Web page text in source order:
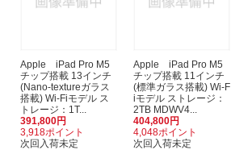
Apple iPad Pro M5
チップ搭載 13インチ
(Nano-textureガラス
搭載) Wi-Fiモデル ス
トレージ：1T...
391,800円
3,918ポイント
次回入荷未定
Apple iPad Pro M5
チップ搭載 11インチ
(標準ガラス搭載) Wi-F
iモデル ストレージ：
2TB MDWV4...
404,800円
4,048ポイント
次回入荷未定